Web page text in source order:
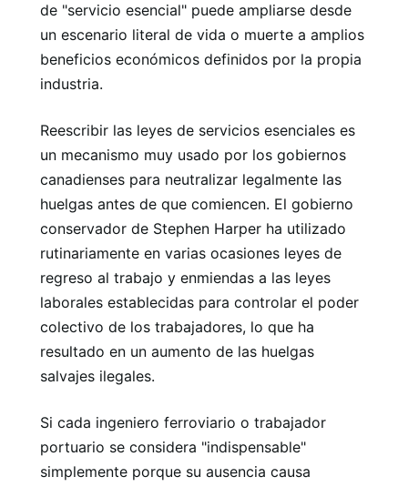
de "servicio esencial" puede ampliarse desde
un escenario literal de vida o muerte a amplios
beneficios económicos definidos por la propia
industria.
Reescribir las leyes de servicios esenciales es
un mecanismo muy usado por los gobiernos
canadienses para neutralizar legalmente las
huelgas antes de que comiencen. El gobierno
conservador de Stephen Harper ha utilizado
rutinariamente en varias ocasiones leyes de
regreso al trabajo y enmiendas a las leyes
laborales establecidas para controlar el poder
colectivo de los trabajadores, lo que ha
resultado en un aumento de las huelgas
salvajes ilegales.
Si cada ingeniero ferroviario o trabajador
portuario se considera "indispensable"
simplemente porque su ausencia causa